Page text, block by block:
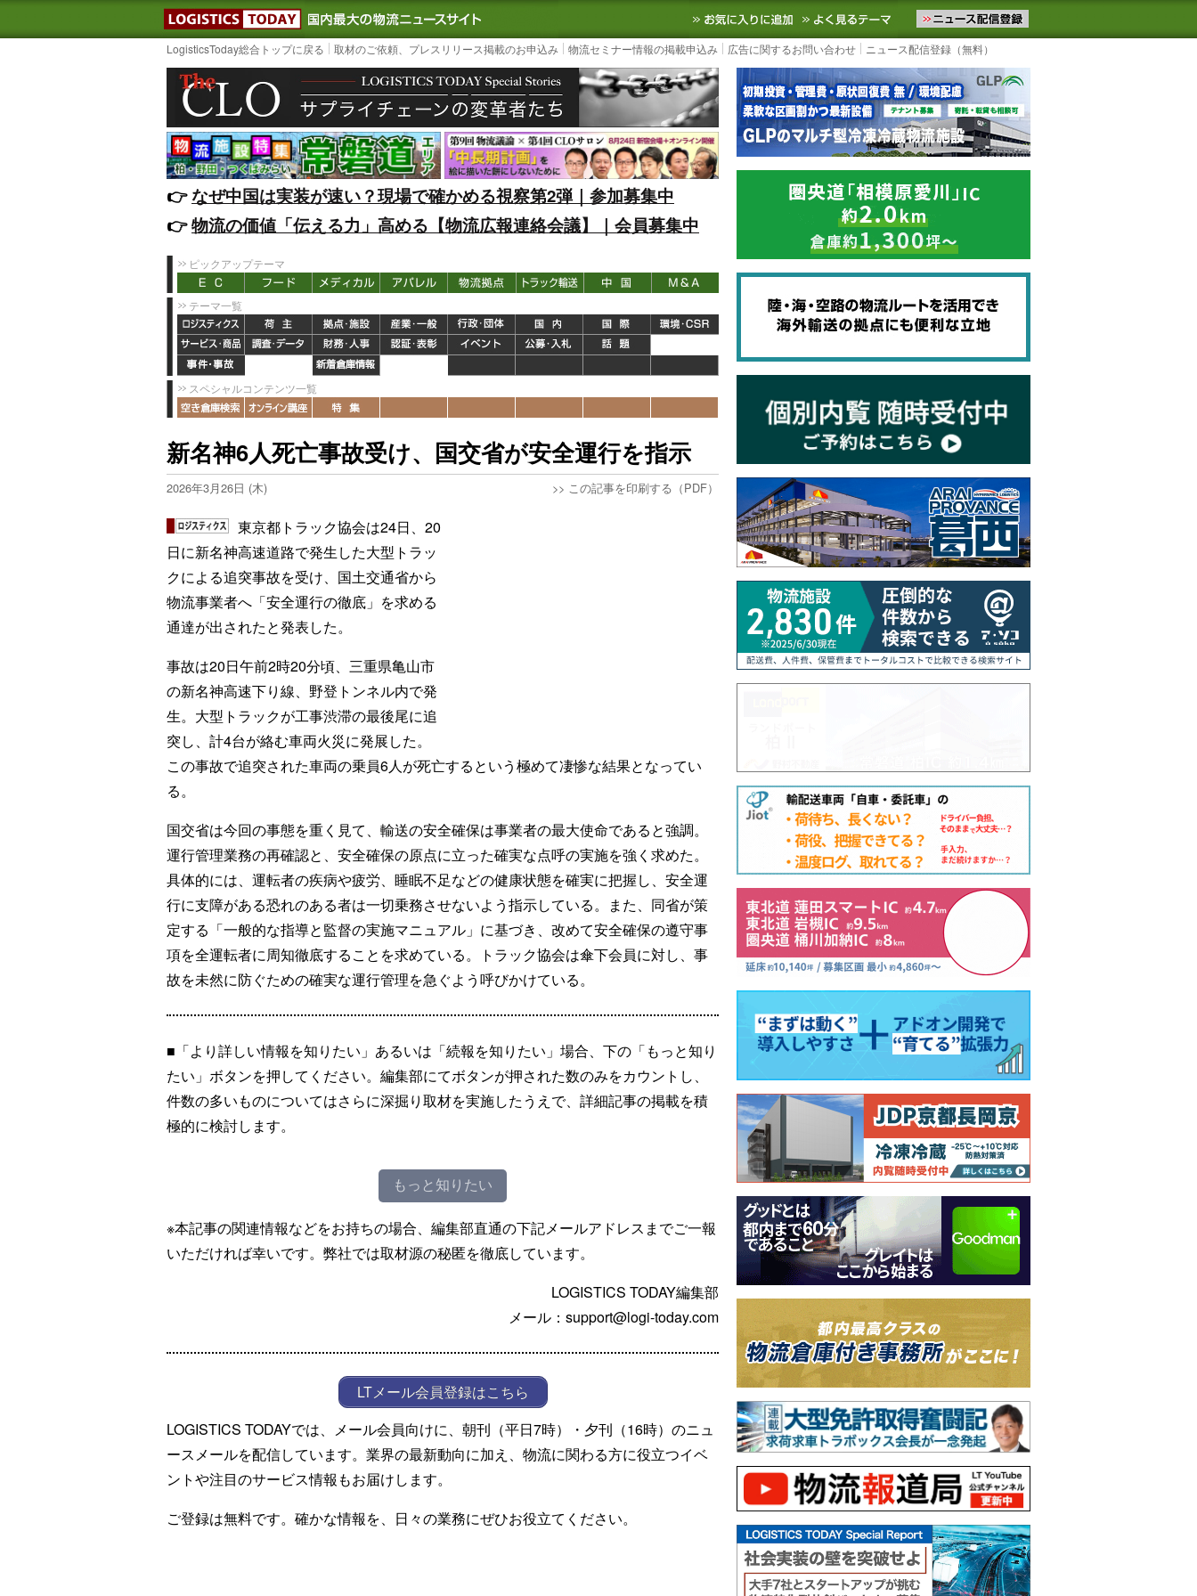
LOGISTICS TODAY｜国内最大の物流ニュースサイト3PL, SCMなど国内外の最新の物流ニュースをお届けします。物流ニュースメール配信を登録す
お気に入りに追加 よく見るテーマ
LogisticsToday総合トップに戻る 取材のご依頼、プレスリリース掲載のお申込み 物流セミナー情報の掲載申込み 広告に関するお問い合わせ ニュース配信登録（無料）
👉️なぜ中国は実装が速い？現場で確かめる視察第2弾｜参加募集中
👉️物流の価値「伝える力」高める【物流広報連絡会議】｜会員募集中
ピックアップテーマ
テーマ一覧
スペシャルコンテンツ一覧
新名神6人死亡事故受け、国交省が安全運行を指示
2026年3月26日 (木) >> この記事を印刷する（PDF）
東京都トラック協会は24日、20
日に新名神高速道路で発生した大型トラッ
クによる追突事故を受け、国土交通省から
物流事業者へ「安全運行の徹底」を求める
通達が出されたと発表した。
事故は20日午前2時20分頃、三重県亀山市
の新名神高速下り線、野登トンネル内で発
生。大型トラックが工事渋滞の最後尾に追
突し、計4台が絡む車両火災に発展した。
この事故で追突された車両の乗員6人が死亡するという極めて凄惨な結果となってい
る。
国交省は今回の事態を重く見て、輸送の安全確保は事業者の最大使命であると強調。
運行管理業務の再確認と、安全確保の原点に立った確実な点呼の実施を強く求めた。
具体的には、運転者の疾病や疲労、睡眠不足などの健康状態を確実に把握し、安全運
行に支障がある恐れのある者は一切乗務させないよう指示している。また、同省が策
定する「一般的な指導と監督の実施マニュアル」に基づき、改めて安全確保の遵守事
項を全運転者に周知徹底することを求めている。トラック協会は傘下会員に対し、事
故を未然に防ぐための確実な運行管理を急ぐよう呼びかけている。
■「より詳しい情報を知りたい」あるいは「続報を知りたい」場合、下の「もっと知り
たい」ボタンを押してください。編集部にてボタンが押された数のみをカウントし、
件数の多いものについてはさらに深掘り取材を実施したうえで、詳細記事の掲載を積
極的に検討します。
もっと知りたい
※本記事の関連情報などをお持ちの場合、編集部直通の下記メールアドレスまでご一報
いただければ幸いです。弊社では取材源の秘匿を徹底しています。
LOGISTICS TODAY編集部
メール：support@logi-today.com
LTメール会員登録はこちら
LOGISTICS TODAYでは、メール会員向けに、朝刊（平日7時）・夕刊（16時）のニュ
ースメールを配信しています。業界の最新動向に加え、物流に関わる方に役立つイベ
ントや注目のサービス情報もお届けします。
ご登録は無料です。確かな情報を、日々の業務にぜひお役立てください。